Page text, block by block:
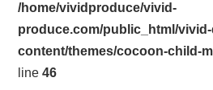
/home/vividproduce/vivid-
produce.com/public_html/
content/themes/cocoon-child-
line46